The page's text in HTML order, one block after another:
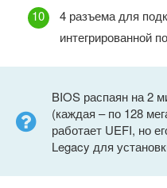
4 разъема для
интегрированной
BIOS распаян на 2
(каждая – по 128
работает UEFI, но
Legacy для